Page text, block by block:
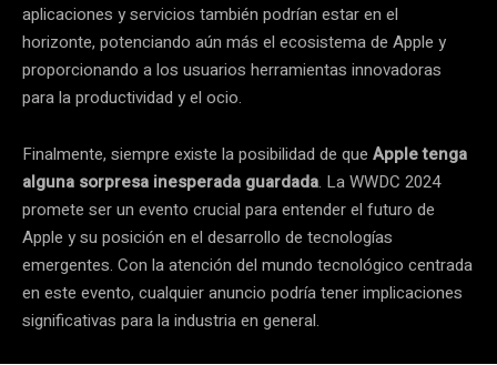
aplicaciones y servicios también podrían estar en el
horizonte, potenciando aún más el ecosistema de Apple y
proporcionando a los usuarios herramientas innovadoras
para la productividad y el ocio.
Finalmente, siempre existe la posibilidad de que Apple tenga
alguna sorpresa inesperada guardada. La WWDC 2024
promete ser un evento crucial para entender el futuro de
Apple y su posición en el desarrollo de tecnologías
emergentes. Con la atención del mundo tecnológico centrada
en este evento, cualquier anuncio podría tener implicaciones
significativas para la industria en general.